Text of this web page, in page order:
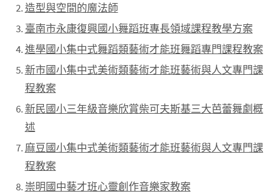
造型與空間的魔法師
臺南市永康復興國小舞蹈班專長領域課程教學方案
進學國小集中式舞蹈類藝術才能班舞蹈專門課程教案
新市國小集中式美術類藝術才能班藝術與人文專門課
程教案
新民國小三年級音樂欣賞柴可夫斯基三大芭蕾舞劇概
述
麻豆國小集中式美術類藝術才能班藝術與人文專門課
程教案
崇明國中藝才班心靈創作音樂家教案